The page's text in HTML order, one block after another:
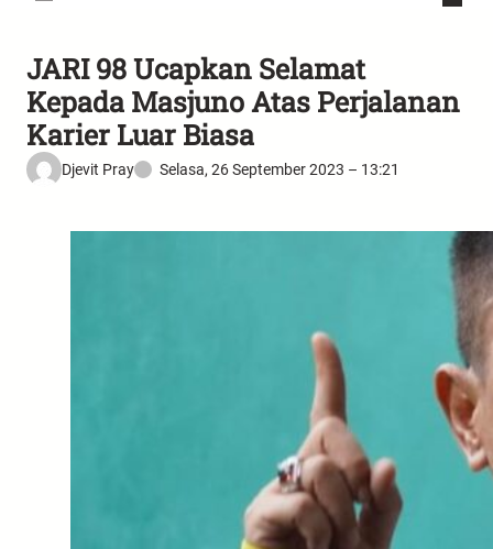
JARI 98 Ucapkan Selamat
Kepada Masjuno Atas Perjalanan
Karier Luar Biasa
Djevit Pray Selasa, 26 September 2023 – 13:21